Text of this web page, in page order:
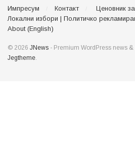
Импресум Контакт
Ценовник
Локални избори | Политичко
About (English)
© 2026 JNews - Premium WordPress news
Jegtheme.